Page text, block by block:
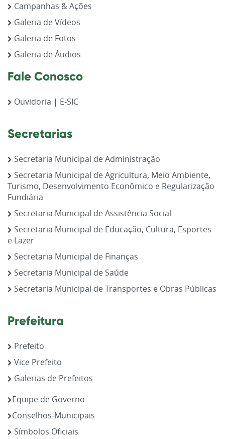
Campanhas & Ações
Galeria de Vídeos
Galeria de Fotos
Galeria de Áudios
Fale Conosco
Ouvidoria | E-SIC
Secretarias
Secretaria Municipal de Administração
Secretaria Municipal de Agricultura, Meio Ambiente,
Turismo, Desenvolvimento Econômico e Regularização
Fundiária
Secretaria Municipal de Assistência Social
Secretaria Municipal de Educação, Cultura, Esportes
e Lazer
Secretaria Municipal de Finanças
Secretaria Municipal de Saúde
Secretaria Municipal de Transportes e Obras Públicas
Prefeitura
Prefeito
Vice Prefeito
Galerias de Prefeitos
Equipe de Governo
Conselhos-Municipais
Símbolos Oficiais